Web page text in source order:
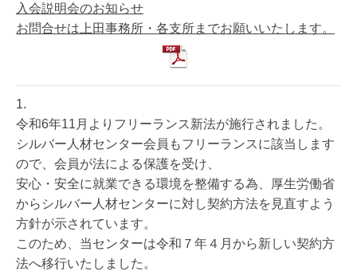
入会説明会のお知らせ
お問合せは上田事務所・各支所までお願いいたします。
1.
令和6年11月よりフリーランス新法が施行されました。
シルバー人材センター会員もフリーランスに該当します
ので、会員が法による保護を受け、
安心・安全に就業できる環境を整備する為、厚生労働省
からシルバー人材センターに対し契約方法を見直すよう
方針が示されています。
このため、当センターは令和７年４月から新しい契約方
法へ移行いたしました。